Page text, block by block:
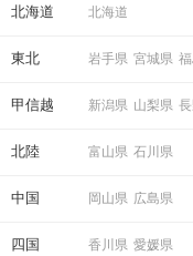
北海道 北海道
東北 岩手県 宮城県
甲信越 新潟県 山梨県
北陸 富山県 石川県
中国 岡山県 広島県
四国 香川県 愛媛県